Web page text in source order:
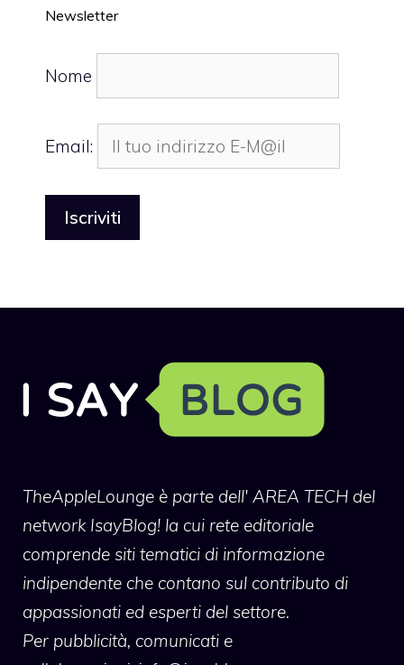
Newsletter
Nome
Email:
TheAppleLounge è parte dell' AREA TECH del
network IsayBlog! la cui rete editoriale
comprende siti tematici di informazione
indipendente che contano sul contributo di
appassionati ed esperti del settore.
Per pubblicità, comunicati e